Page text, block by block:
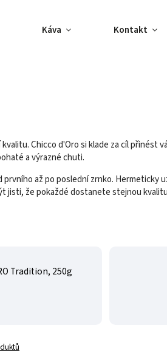
Káva Kontakt
Chicco d'Oro si klade za cíl přinést
a výrazné chuti.
až po poslední zrnko. Hermeticky
jisti, že pokaždé dostanete stejnou
Tradition, 250g